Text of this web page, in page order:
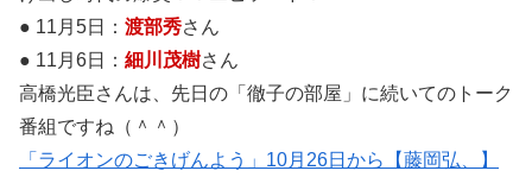
● 11月5日： 渡部秀さん
● 11月6日： 細川茂樹さん
高橋光臣さんは、先日の「徹子の部屋」に続いてのトーク
番組ですね（＾＾）
「ライオンのごきげんよう」10月26日から【藤岡弘、】